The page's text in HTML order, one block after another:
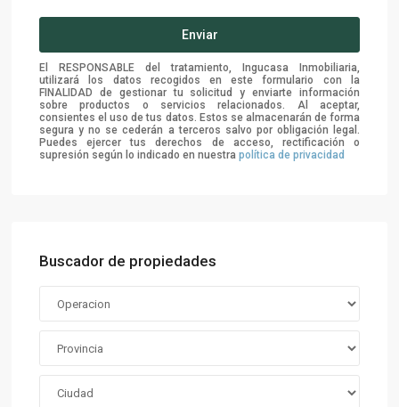
El RESPONSABLE del tratamiento, Ingucasa Inmobiliaria,
utilizará los datos recogidos en este formulario con la
FINALIDAD de gestionar tu solicitud y enviarte información
sobre productos o servicios relacionados. Al aceptar,
consientes el uso de tus datos. Estos se almacenarán de forma
segura y no se cederán a terceros salvo por obligación legal.
Puedes ejercer tus derechos de acceso, rectificación o
supresión según lo indicado en nuestrapolítica de privacidad
Buscador de propiedades